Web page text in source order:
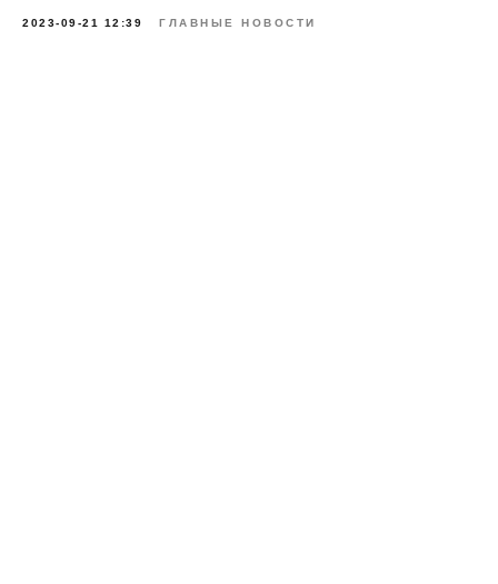
2023-09-21 12:39 ГЛАВНЫЕ НОВОСТИ